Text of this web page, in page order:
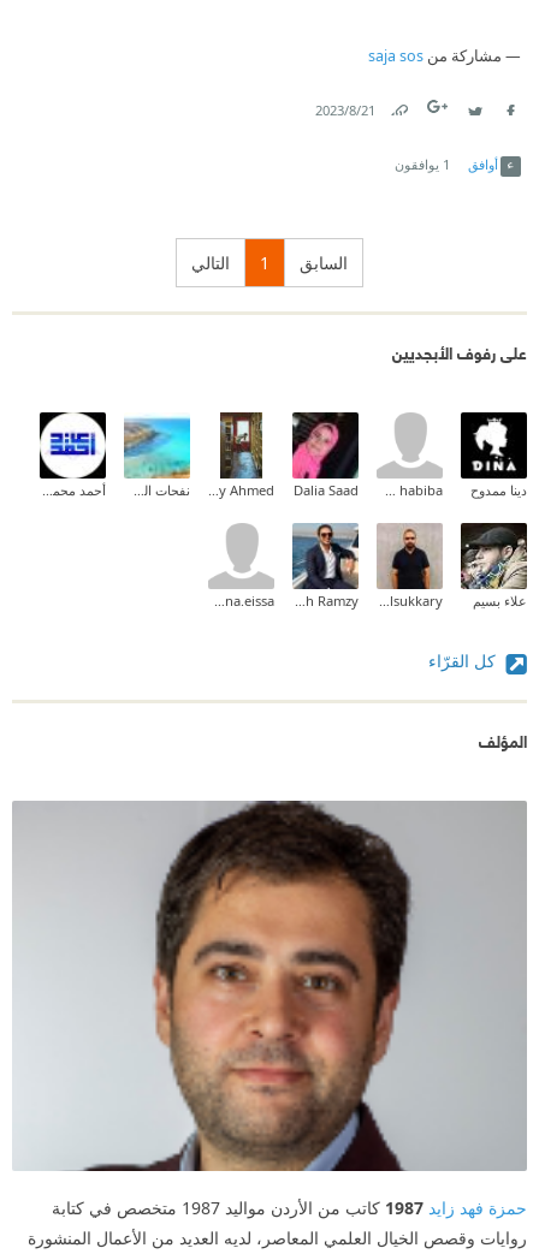
مشاركة من saja sos
21‏/8‏/2023
أوافق 1 يوافقون
السابق 1 التالي
على رفوف الأبجديين
دينا ممدوح om habiba
Dalia Saad
Maaly Ahmed نفحات الصياد أحمد محمود عيد
علاء بسيم Ahmed Elsukkary
Mina Mamdouh Ramzy
menna.eissa
كل القرّاء
المؤلف
حمزة فهد زايد 1987
كاتب من الأردن مواليد 1987 متخصص في كتابة
روايات وقصص الخيال العلمي المعاصر، لديه العديد من الأعمال المنشورة